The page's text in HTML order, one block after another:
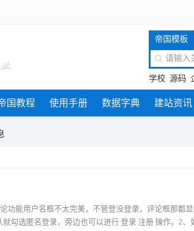
帝国模板
学校 源码
国教程 使用手册 数据字典 建站资讯
功能用户名框不太完美，不管登没登录，评论框那都显
勾选匿名登录，旁边也可以进行 登录 注册 操作。2